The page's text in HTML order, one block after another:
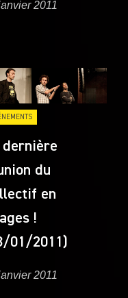
2011
dernière
du
en
!
01/2011)
2011